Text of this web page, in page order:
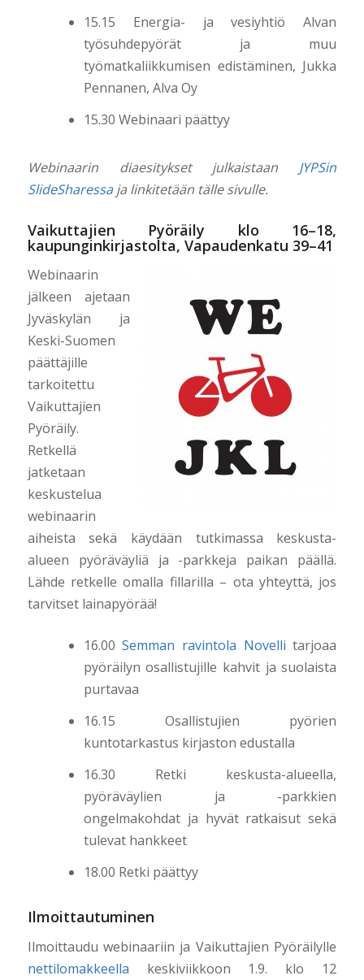
15.15 Energia- ja vesiyhtiö Alvan
työsuhdepyörät ja muu
työmatkaliikkumisen edistäminen, Jukka
Pennanen, Alva Oy
15.30 Webinaari päättyy
Webinaarin diaesitykset julkaistaan JYPSin
SlideSharessaja linkitetään tälle sivulle.
Vaikuttajien Pyöräily klo 16–18,
kaupunginkirjastolta, Vapaudenkatu 39–41
Webinaarin
jälkeen ajetaan
Jyväskylän ja
Keski-Suomen
päättäjille
tarkoitettu
Vaikuttajien
Pyöräily.
Retkellä
jatketaan
keskustelua
webinaarin
aiheista sekä käydään tutkimassa keskusta-
alueen pyöräväyliä ja -parkkeja paikan päällä.
Lähde retkelle omalla fillarilla – ota yhteyttä, jos
tarvitset lainapyörää!
16.00Semman ravintola Novelli tarjoaa
pyöräilyn osallistujille kahvit ja suolaista
purtavaa
16.15 Osallistujien pyörien
kuntotarkastus kirjaston edustalla
16.30 Retki keskusta-alueella,
pyöräväylien ja -parkkien
ongelmakohdat ja hyvät ratkaisut sekä
tulevat hankkeet
18.00 Retki päättyy
Ilmoittautuminen
Ilmoittaudu webinaariin ja Vaikuttajien Pyöräilylle
nettilomakkeella keskiviikkoon 1.9. klo 12